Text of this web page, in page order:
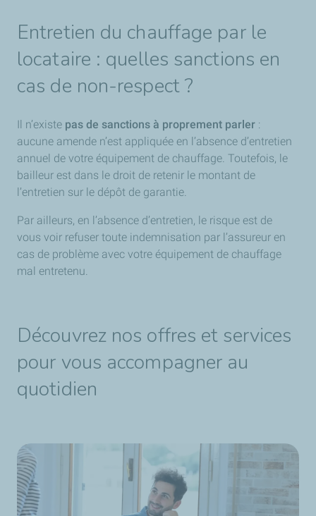
Entretien du chauffage par le
locataire : quelles sanctions en
cas de non-respect ?
Il n’existe pas de sanctions à proprement parler :
aucune amende n’est appliquée en l’absence d’entretien
annuel de votre équipement de chauffage. Toutefois, le
bailleur est dans le droit de retenir le montant de
l’entretien sur le dépôt de garantie.
Par ailleurs, en l’absence d’entretien, le risque est de
vous voir refuser toute indemnisation par l’assureur en
cas de problème avec votre équipement de chauffage
mal entretenu.
Découvrez nos offres et services
pour vous accompagner au
quotidien